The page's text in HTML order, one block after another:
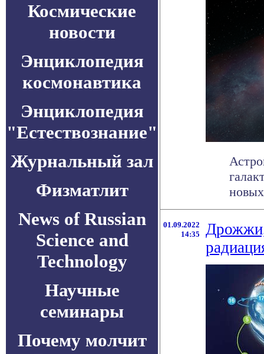
Космические
новости
Энциклопедия
космонавтика
Энциклопедия
"Естествознание"
Журнальный зал
Физматлит
News of Russian
Science and
Technology
Научные
семинары
Почему молчит
01.09.2022
14:35
Дрожжи,